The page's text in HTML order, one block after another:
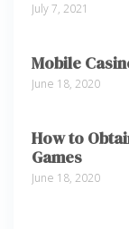
July 7, 2021
Mobile
June 18, 2020
How to
Games
June 18, 2020